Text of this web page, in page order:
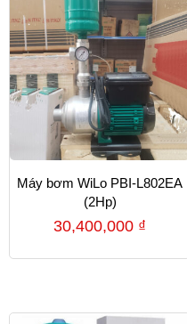
Máy bơm WiLo PBI-L802EA
(2Hp)
30,400,000 ₫